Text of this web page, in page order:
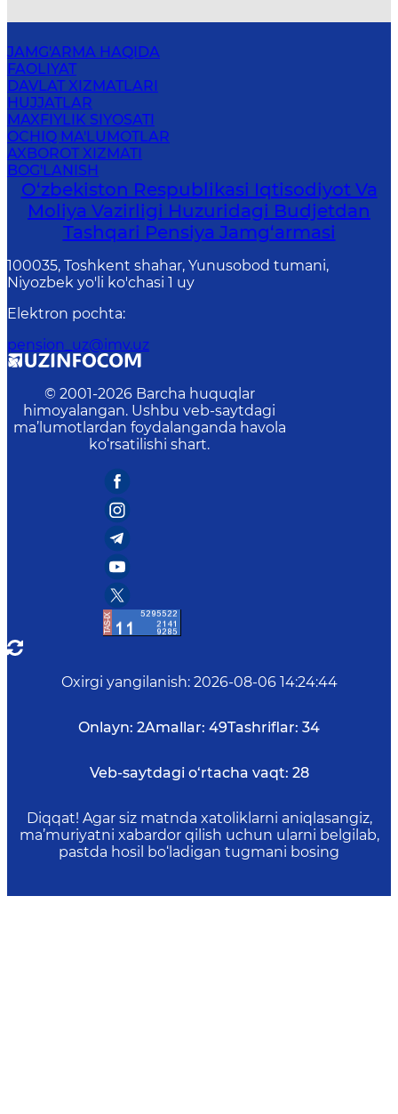
JAMG'ARMA HAQIDA
FAOLIYAT
DAVLAT XIZMATLARI
HUJJATLAR
MAXFIYLIK SIYOSATI
OCHIQ MA'LUMOTLAR
AXBOROT XIZMATI
BOG'LANISH
O‘zbekiston Respublikasi Iqtisodiyot Va
Moliya Vazirligi Huzuridagi Budjetdan
Tashqari Pensiya Jamg‘armasi
100035, Toshkent shahar, Yunusobod tumani,
Niyozbek yo'li ko'chasi 1 uy
Elektron pochta:
pension_uz@imv.uz
© 2001-2026 Barcha huquqlar
himoyalangan. Ushbu veb-saytdagi
ma’lumotlardan foydalanganda havola
ko‘rsatilishi shart.
Oxirgi yangilanish: 2026-08-06 14:24:44
Onlayn: 2Amallar: 49Tashriflar: 34
Veb-saytdagi o‘rtacha vaqt: 28
Diqqat! Agar siz matnda xatoliklarni aniqlasangiz,
ma’muriyatni xabardor qilish uchun ularni belgilab,
pastda hosil bo‘ladigan tugmani bosing